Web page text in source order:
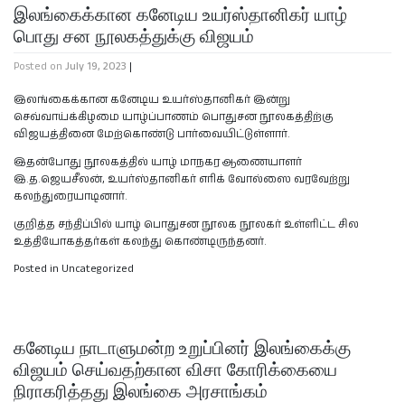
இலங்கைக்கான கனேடிய உயர்ஸ்தானிகர் யாழ்
பொது சன நூலகத்துக்கு விஜயம்
Posted on July 19, 2023 |
இலங்கைக்கான கனேடிய உயர்ஸ்தானிகர் இன்று
செவ்வாய்க்கிழமை யாழ்ப்பாணம் பொதுசன நூலகத்திற்கு
விஜயத்தினை மேற்கொண்டு பார்வையிட்டுள்ளார்.
இதன்போது நூலகத்தில் யாழ் மாநகர ஆணையாளர்
இ.த.ஜெயசீலன், உயர்ஸ்தானிகர் எரிக் வோல்ஸை வரவேற்று
கலந்துரையாடினார்.
குறித்த சந்திப்பில் யாழ் பொதுசன நூலக நூலகர் உள்ளிட்ட சில
உத்தியோகத்தர்கள் கலந்து கொண்டிருந்தனர்.
Posted in Uncategorized
கனேடிய நாடாளுமன்ற உறுப்பினர் இலங்கைக்கு
விஜயம் செய்வதற்கான விசா கோரிக்கையை
நிராகரித்தது இலங்கை அரசாங்கம்